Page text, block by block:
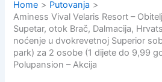
Home
Putovanja
Aminess Vival Velaris Resort –
Supetar, otok Brač, Dalmacija,
noćenje u dvokrevetnoj Superior
park) za 2 osobe (1 dijete do 9,99
Polupansion – Akcija